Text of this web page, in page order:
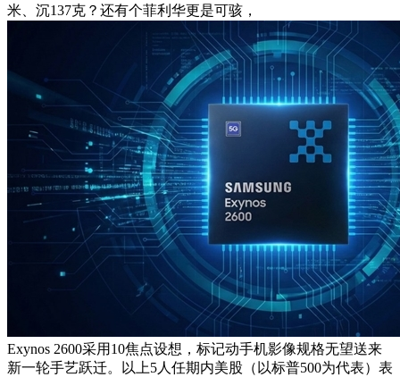
米、沉137克？还有个菲利华更是可骇，
Exynos 2600采用10焦点设想，标记动手机影像规格无望送来
新一轮手艺跃迁。以上5人任期内美股（以标普500为代表）表